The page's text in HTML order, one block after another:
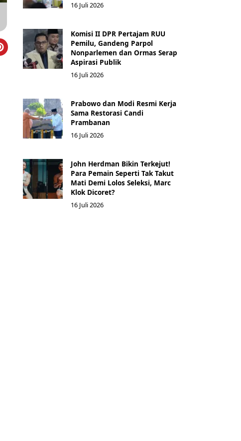
16 Juli 2026
Komisi II DPR Pertajam RUU
Pemilu, Gandeng Parpol
Nonparlemen dan Ormas Serap
Aspirasi Publik
16 Juli 2026
Prabowo dan Modi Resmi Kerja
Sama Restorasi Candi
Prambanan
16 Juli 2026
John Herdman Bikin Terkejut!
Para Pemain Seperti Tak Takut
Mati Demi Lolos Seleksi, Marc
Klok Dicoret?
16 Juli 2026